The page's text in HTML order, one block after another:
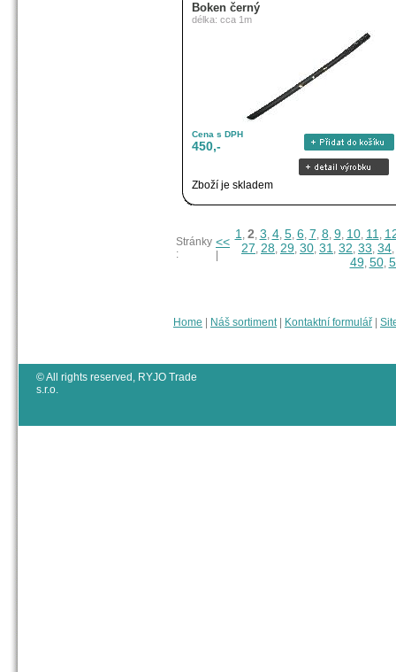
Boken černý
délka: cca 1m
Cena s DPH
450,-
Zboží je skladem
Stránky
:
<<
1, 2, 3, 4, 5, 6, 7, 8, 9, 10, 11,
27, 28, 29, 30, 31 , 32, 33, 34,
49, 50,
Home Náš sortiment| Kontaktní formulář
© All rights reserved, RYJO Trade
s.r.o.